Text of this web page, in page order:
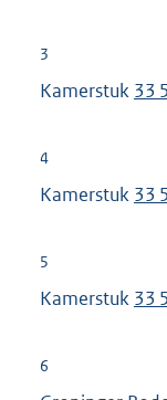
3
Kamerstuk 33
4
Kamerstuk 33
5
Kamerstuk 33
6